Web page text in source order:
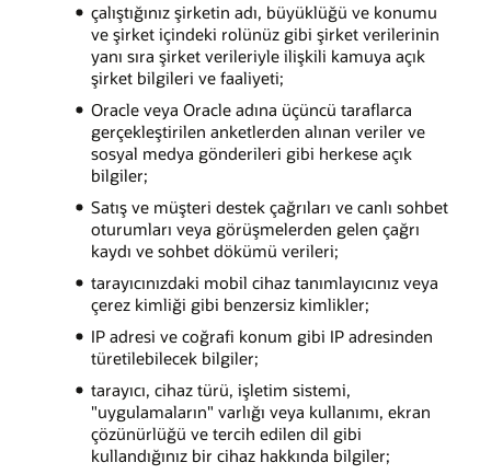
çalıştığınız şirketin adı, büyüklüğü ve konumu
ve şirket içindeki rolünüz gibi şirket verilerinin
yanı sıra şirket verileriyle ilişkili kamuya açık
şirket bilgileri ve faaliyeti;
Oracle veya Oracle adına üçüncü taraflarca
gerçekleştirilen anketlerden alınan veriler ve
sosyal medya gönderileri gibi herkese açık
bilgiler;
Satış ve müşteri destek çağrıları ve canlı sohbet
oturumları veya görüşmelerden gelen çağrı
kaydı ve sohbet dökümü verileri;
tarayıcınızdaki mobil cihaz tanımlayıcınız veya
çerez kimliği gibi benzersiz kimlikler;
IP adresi ve coğrafi konum gibi IP adresinden
türetilebilecek bilgiler;
tarayıcı, cihaz türü, işletim sistemi,
"uygulamaların" varlığı veya kullanımı, ekran
çözünürlüğü ve tercih edilen dil gibi
kullandığınız bir cihaz hakkında bilgiler;